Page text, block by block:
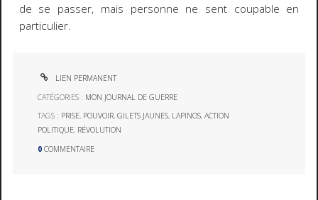
de se passer, mais personne ne sent coupable en
particulier.
LIEN PERMANENT
CATÉGORIES : MON JOURNAL DE GUERRE
TAGS : PRISE, POUVOIR,GILETS JAUNES, LAPINOS,ACTION
POLITIQUE, RÉVOLUTION
0 COMMENTAIRE